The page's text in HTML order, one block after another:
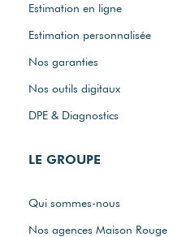
Estimation en ligne
Estimation personnalisée
Nos garanties
Nos outils digitaux
DPE & Diagnostics
LE GROUPE
Qui sommes-nous
Nos agences Maison Rouge